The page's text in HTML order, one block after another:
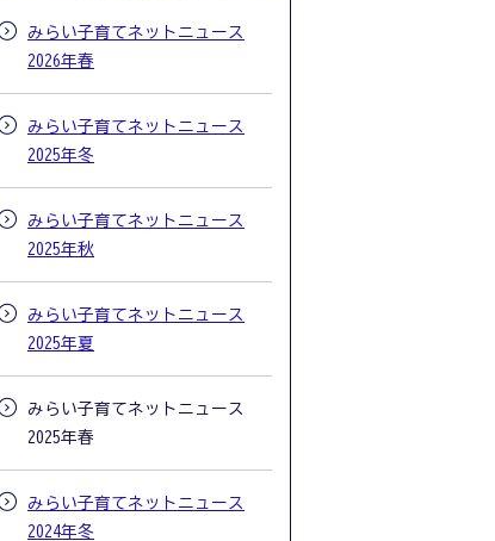
みらい子育てネットニュース
2026年春
みらい子育てネットニュース
2025年冬
みらい子育てネットニュース
2025年秋
みらい子育てネットニュース
2025年夏
みらい子育てネットニュース
2025年春
みらい子育てネットニュース
2024年冬